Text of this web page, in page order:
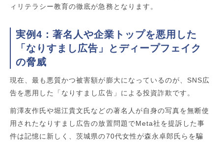
ィリテラシー教育の徹底が急務となります。
実例4：著名人や企業トップを悪用した
「なりすまし広告」とディープフェイク
の脅威
現在、最も悪質かつ被害額が膨大になっているのが、SNS広
告を悪用した「なりすまし広告」による投資詐欺です。
前澤友作氏や堀江貴文氏などの著名人が自身の写真を無断使
用されたなりすまし広告の放置問題でMeta社を提訴した事
件は記憶に新しく、茨城県の70代女性が森永卓郎氏らを騙